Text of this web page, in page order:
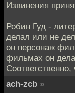
Извинения
Робин Гуд -
делал или не
он персонаж
фильмах он
ach-zcb »